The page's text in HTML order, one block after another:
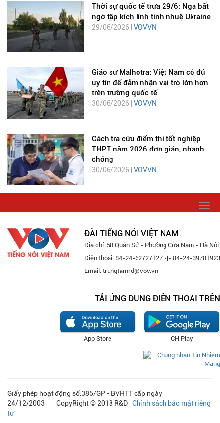
Thời sự quốc tế trưa 29/6: Nga bất
ngờ tập kích lính tinh nhuệ Ukraine
29/06/2026 | VOVVN
Giáo sư Malhotra: Việt Nam có đủ
uy tín để đảm nhận vai trò lớn hơn
trên trường quốc tế
30/06/2026 | VOVVN
Cách tra cứu điểm thi tốt nghiệp
THPT năm 2026 đơn giản, nhanh
chóng
30/06/2026 | VOVVN
ĐÀI TIẾNG NÓI VIỆT NAM
Địa chỉ: 58 Quán Sứ - Phường Cửa Nam - Hà Nội
Điện thoại: 84-24-62727127 -|- 84-24-39781923
Email: trungtamrd@vov.vn
TẢI ỨNG DỤNG ĐIỆN THOẠI TRÊN
CH Play
App Store
Giấy phép hoạt động số:385/GP - BVHTT cấp ngày
24/12/2003 CopyRight © 2018 R&D Chính sách bảo mật riêng
tư